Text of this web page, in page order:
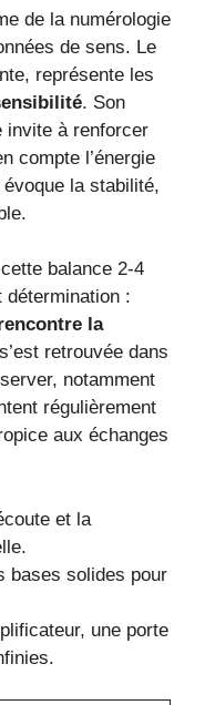
de la numérologie
de sens. Le
représente les
. Son
invite à renforcer
compte l’énergie
la stabilité,
balance 2-4
détermination :
la
retrouvée dans
notamment
régulièrement
aux échanges
et la
bases solides pour
une porte